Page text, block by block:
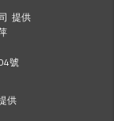
提供
號
供